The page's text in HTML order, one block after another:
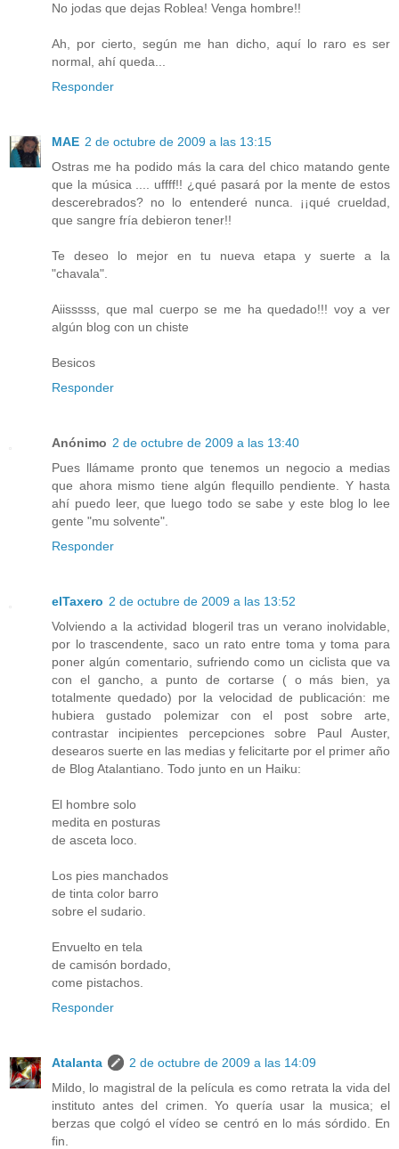
No jodas que dejas Roblea! Venga hombre!!
Ah, por cierto, según me han dicho, aquí lo raro es ser
normal, ahí queda...
Responder
MAE 2 de octubre de 2009 a las 13:15
Ostras me ha podido más la cara del chico matando gente
que la música .... uffff!! ¿qué pasará por la mente de estos
descerebrados? no lo entenderé nunca. ¡¡qué crueldad,
que sangre fría debieron tener!!
Te deseo lo mejor en tu nueva etapa y suerte a la
"chavala".
Aiisssss, que mal cuerpo se me ha quedado!!! voy a ver
algún blog con un chiste
Besicos
Responder
Anónimo 2 de octubre de 2009 a las 13:40
Pues llámame pronto que tenemos un negocio a medias
que ahora mismo tiene algún flequillo pendiente. Y hasta
ahí puedo leer, que luego todo se sabe y este blog lo lee
gente "mu solvente".
Responder
elTaxero 2 de octubre de 2009 a las 13:52
Volviendo a la actividad blogeril tras un verano inolvidable,
por lo trascendente, saco un rato entre toma y toma para
poner algún comentario, sufriendo como un ciclista que va
con el gancho, a punto de cortarse ( o más bien, ya
totalmente quedado) por la velocidad de publicación: me
hubiera gustado polemizar con el post sobre arte,
contrastar incipientes percepciones sobre Paul Auster,
desearos suerte en las medias y felicitarte por el primer año
de Blog Atalantiano. Todo junto en un Haiku:
El hombre solo
medita en posturas
de asceta loco.
Los pies manchados
de tinta color barro
sobre el sudario.
Envuelto en tela
de camisón bordado,
come pistachos.
Responder
Atalanta
2 de octubre de 2009 a las 14:09
Mildo, lo magistral de la película es como retrata la vida del
instituto antes del crimen. Yo quería usar la musica; el
berzas que colgó el vídeo se centró en lo más sórdido. En
fin.